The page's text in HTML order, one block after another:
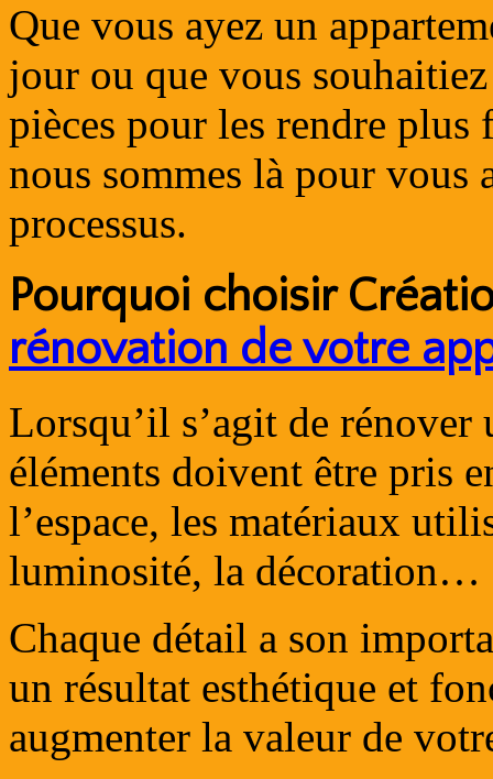
Que vous ayez un
jour ou que vous
pièces pour les rendre plus
nous sommes là pour vous
processus.
Pourquoi choisir
rénovation de votre
Lorsqu’il s’agit de
éléments doivent être pris
l’espace, les matériaux
luminosité, la décoration…
Chaque détail a son
un résultat esthétique et
augmenter la valeur de